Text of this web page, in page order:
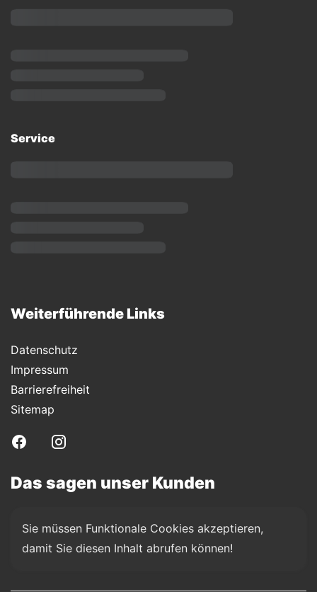
Service
Weiterführende Links
Datenschutz
Impressum
Barrierefreiheit
Sitemap
Das sagen unser Kunden
Sie müssen Funktionale Cookies akzeptieren,
damit Sie diesen Inhalt abrufen können!